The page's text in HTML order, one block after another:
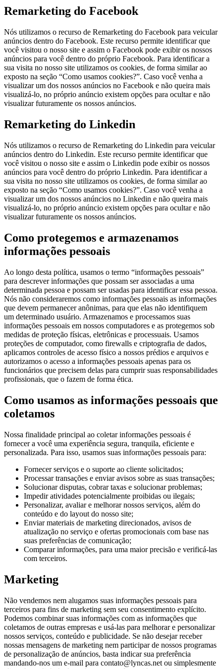
Remarketing do Facebook
Nós utilizamos o recurso de Remarketing do Facebook para veicular
anúncios dentro do Facebook. Este recurso permite identificar que
você visitou o nosso site e assim o Facebook pode exibir os nossos
anúncios para você dentro do próprio Facebook. Para identificar a
sua visita no nosso site utilizamos os cookies, de forma similar ao
exposto na seção “Como usamos cookies?”. Caso você venha a
visualizar um dos nossos anúncios no Facebook e não queira mais
visualizá-lo, no próprio anúncio existem opções para ocultar e não
visualizar futuramente os nossos anúncios.
Remarketing do Linkedin
Nós utilizamos o recurso de Remarketing do Linkedin para veicular
anúncios dentro do Linkedin. Este recurso permite identificar que
você visitou o nosso site e assim o Linkedin pode exibir os nossos
anúncios para você dentro do próprio Linkedin. Para identificar a
sua visita no nosso site utilizamos os cookies, de forma similar ao
exposto na seção “Como usamos cookies?”. Caso você venha a
visualizar um dos nossos anúncios no Linkedin e não queira mais
visualizá-lo, no próprio anúncio existem opções para ocultar e não
visualizar futuramente os nossos anúncios.
Como protegemos e armazenamos
informações pessoais
Ao longo desta política, usamos o termo “informações pessoais”
para descrever informações que possam ser associadas a uma
determinada pessoa e possam ser usadas para identificar essa pessoa.
Nós não consideraremos como informações pessoais as informações
que devem permanecer anônimas, para que elas não identifiquem
um determinado usuário. Armazenamos e processamos suas
informações pessoais em nossos computadores e as protegemos sob
medidas de proteção físicas, eletrônicas e processuais. Usamos
proteções de computador, como firewalls e criptografia de dados,
aplicamos controles de acesso físico a nossos prédios e arquivos e
autorizamos o acesso a informações pessoais apenas para os
funcionários que precisem delas para cumprir suas responsabilidades
profissionais, que o fazem de forma ética.
Como usamos as informações pessoais que
coletamos
Nossa finalidade principal ao coletar informações pessoais é
fornecer a você uma experiência segura, tranquila, eficiente e
personalizada. Para isso, usamos suas informações pessoais para:
Fornecer serviços e o suporte ao cliente solicitados;
Processar transações e enviar avisos sobre as suas transações;
Solucionar disputas, cobrar taxas e solucionar problemas;
Impedir atividades potencialmente proibidas ou ilegais;
Personalizar, avaliar e melhorar nossos serviços, além do
conteúdo e do layout do nosso site;
Enviar materiais de marketing direcionados, avisos de
atualização no serviço e ofertas promocionais com base nas
suas preferências de comunicação;
Comparar informações, para uma maior precisão e verificá-las
com terceiros.
Marketing
Não vendemos nem alugamos suas informações pessoais para
terceiros para fins de marketing sem seu consentimento explícito.
Podemos combinar suas informações com as informações que
coletamos de outras empresas e usá-las para melhorar e personalizar
nossos serviços, conteúdo e publicidade. Se não desejar receber
nossas mensagens de marketing nem participar de nossos programas
de personalização de anúncios, basta indicar sua preferência
mandando-nos um e-mail para contato@lyncas.net ou simplesmente